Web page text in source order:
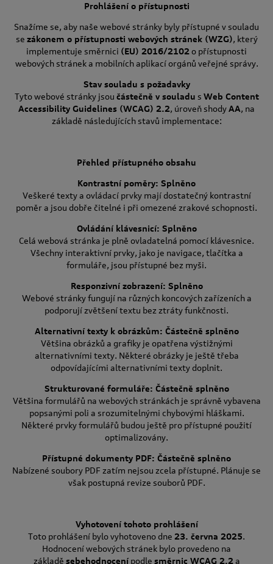
Prohlášení o přístupnosti
Snažíme se, aby naše webové stránky byly přístupné v souladu
se zákonem o přístupnosti webových stránek (WZG), který
implementuje směrnici (EU) 2016/2102o přístupnosti
webových stránek a mobilních aplikací orgánů veřejné správy.
Stav souladu s požadavky
Tyto webové stránky jsou částečně v souladu s Web Content
Accessibility Guidelines (WCAG) 2.2, úroveň shodyAA, na
základě následujících stavů implementace:
Přehled přístupného obsahu
Kontrastní poměry: Splněno
Veškeré texty a ovládací prvky mají dostatečný kontrastní
poměr a jsou dobře čitelné i při omezené zrakové schopnosti.
Ovládání klávesnicí: Splněno
Celá webová stránka je plně ovladatelná pomocí klávesnice.
Všechny interaktivní prvky, jako je navigace, tlačítka a
formuláře, jsou přístupné bez myši.
Responzivní zobrazení: Splněno
Webové stránky fungují na různých koncových zařízeních a
podporují zvětšení textu bez ztráty funkčnosti.
Alternativní texty k obrázkům: Částečně splněno
Většina obrázků a grafiky je opatřena výstižnými
alternativními texty. Některé obrázky je ještě třeba
odpovídajícími alternativními texty doplnit.
Strukturované formuláře: Částečně splněno
Většina formulářů na webových stránkách je správně vybavena
popsanými poli a srozumitelnými chybovými hláškami.
Některé prvky formulářů budou ještě pro přístupné použití
optimalizovány.
Přístupné dokumenty PDF: Částečně splněno
Nabízené soubory PDF zatím nejsou zcela přístupné. Plánuje se
však postupná revize souborů PDF.
Vyhotovení tohoto prohlášení
Toto prohlášení bylo vyhotoveno dne 23. června 2025.
Hodnocení webových stránek bylo provedeno na
základě sebehodnocenípodle směrnic WCAG 2.2a